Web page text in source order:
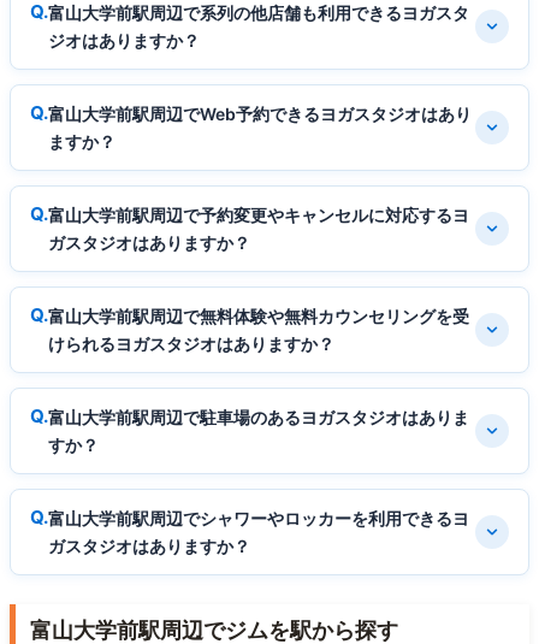
富山大学前駅周辺で系列の他店舗も利用できるヨガスタ
ジオはありますか？
富山大学前駅周辺でWeb予約できるヨガスタジオはあり
ますか？
富山大学前駅周辺で予約変更やキャンセルに対応するヨ
ガスタジオはありますか？
富山大学前駅周辺で無料体験や無料カウンセリングを受
けられるヨガスタジオはありますか？
富山大学前駅周辺で駐車場のあるヨガスタジオはありま
すか？
富山大学前駅周辺でシャワーやロッカーを利用できるヨ
ガスタジオはありますか？
富山大学前駅周辺でジムを駅から探す